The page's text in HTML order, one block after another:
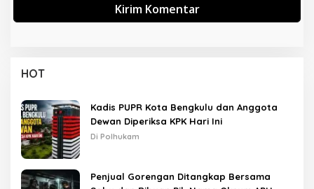
HOT
Kadis PUPR Kota Bengkulu dan Anggota
Dewan Diperiksa KPK Hari Ini
Di Polhukam
Penjual Gorengan Ditangkap Bersama